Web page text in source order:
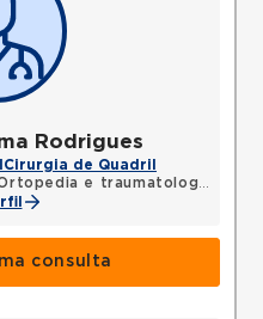
Rodrigues
Cirurgia de Quadril
e traumatologia
consulta